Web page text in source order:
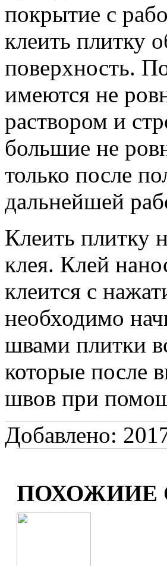
покрытие с
клеить плитку
поверхность.
имеются не
раствором и
большие не
только после
дальнейшей
Клеить плитку
клея. Клей
клеится с
необходимо
швами плитки
которые после
швов при
Добавлено:
ПОХОЖИИЕ